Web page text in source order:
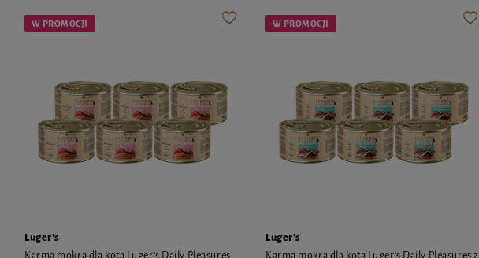
W PROMOCJI
Luger's
Karma mokra dla kota Luger's Daily Pleasures
W PROMOCJI
Luger's
Karma mokra dla kota Luger's Daily Pleasures z